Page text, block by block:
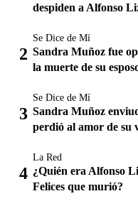
despiden a Alfonso
Se Dice de Mí
Sandra Muñoz fue
la muerte de su
Se Dice de Mí
Sandra Muñoz
perdió al amor de su
La Red
¿Quién era Alfonso
Felices que murió?